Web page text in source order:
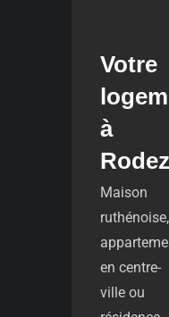
Votre
à
Rodez
Maison
ruthénoise,
en centre-
ville ou